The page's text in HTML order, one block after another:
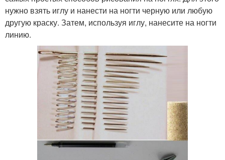
нужно взять иглу и нанести на ногти черную или любую
другую краску. Затем, используя иглу, нанесите на ногти
линию.